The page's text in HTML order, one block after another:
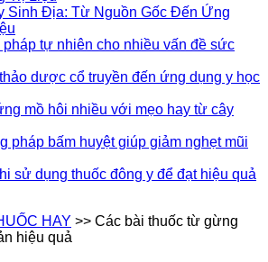
Sinh Địa: Từ Nguồn Gốc Đến Ứng
pháp tự nhiên cho nhiều vấn đề sức
dược cổ truyền đến ứng dụng y học
mồ hôi nhiều với mẹo hay từ cây
pháp bấm huyệt giúp giảm nghẹt mũi
sử dụng thuốc đông y để đạt hiệu quả
HAY >> Các bài thuốc từ gừng
hiệu quả